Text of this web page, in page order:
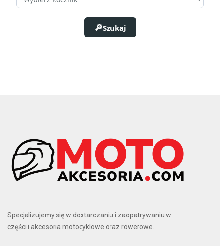
Szukaj
Specjalizujemy się w dostarczaniu i zaopatrywaniu w
części i akcesoria motocyklowe oraz rowerowe.